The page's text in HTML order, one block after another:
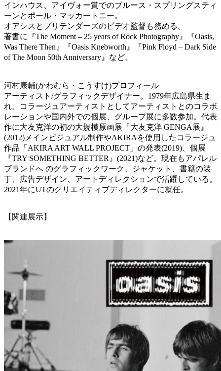
インハウス、アイヴォー賞でのブルース・スプリングスティ
ーンとポール・マッカートニー。
オアシスとプリテンダーズのビデオ監督も務める。
著書に『The Moment – 25 years of Rock Photography』『Oasis,
Was There Then』『Oasis Knebworth』『Pink Floyd – Dark Side
of The Moon 50th Anniversary』など。
河村康輔(かわむら・こうすけ)プロフィール
アーティスト/グラフィックデザイナー。1979年広島県生ま
れ。コラージュアーティストとしてアーティストとのコラボ
レーションや国内外での個展、グループ展に多数参加。代表
作に大友克洋の初の大規模原画展『大友克洋 GENGA展』
(2012)メインビジュアル制作やAKIRAを使用したコラージュ
作品「AKIRA ART WALL PROJECT」の発表(2019)、個展
『TRY SOMETHING BETTER』(2021)など。現在もアパレル
ブランドへ のグラフィックワーク、ジャケット、書籍の装
丁、広告デザイン、アートディレクションで活躍している。
2021年にUTのクリエイティブディレクターに就任。
【関連展示】